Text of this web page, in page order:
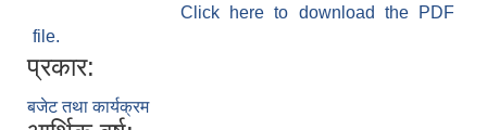
Click here to download the PDF
file.
प्रकार:
बजेट तथा कार्यक्रम